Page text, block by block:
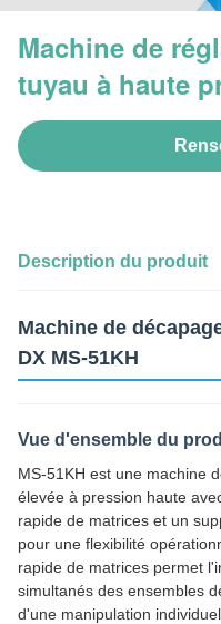
Machine de
tuyau à haute
Description du produit
Machine de
DX MS-51KH
Vue d'ensemble du
MS-51KH est une machine
élevée à pression haute
rapide de matrices et un
pour une flexibilité
rapide de matrices permet
simultanés des ensembles
d'une manipulation